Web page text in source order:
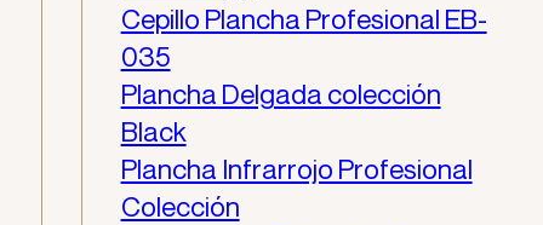
Cepillo Plancha Profesional EB-
035
Plancha Delgada colección
Black
Plancha Infrarrojo Profesional
Colección